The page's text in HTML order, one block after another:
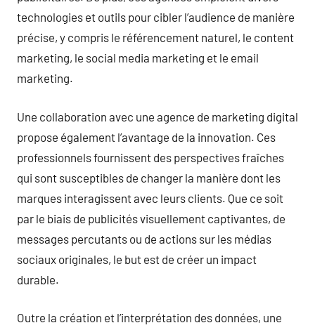
technologies et outils pour cibler l’audience de manière
précise, y compris le référencement naturel, le content
marketing, le social media marketing et le email
marketing.
Une collaboration avec une agence de marketing digital
propose également l’avantage de la innovation. Ces
professionnels fournissent des perspectives fraîches
qui sont susceptibles de changer la manière dont les
marques interagissent avec leurs clients. Que ce soit
par le biais de publicités visuellement captivantes, de
messages percutants ou de actions sur les médias
sociaux originales, le but est de créer un impact
durable.
Outre la création et l’interprétation des données, une